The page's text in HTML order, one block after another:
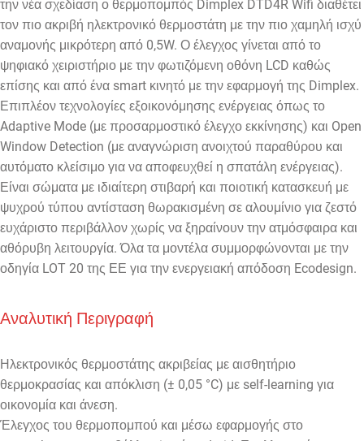
την νέα σχεδίαση ο θερμοπομπός Dimplex DTD4R Wifi διαθέτει
τον πιο ακριβή ηλεκτρονικό θερμοστάτη με την πιο χαμηλή ισχύ
αναμονής μικρότερη από 0,5W. Ο έλεγχος γίνεται από το
ψηφιακό χειριστήριο με την φωτιζόμενη οθόνη LCD καθώς
επίσης και από ένα smart κινητό με την εφαρμογή της Dimplex.
Επιπλέον τεχνολογίες εξοικονόμησης ενέργειας όπως το
Adaptive Mode (με προσαρμοστικό έλεγχο εκκίνησης) και Open
Window Detection (με αναγνώριση ανοιχτού παραθύρου και
αυτόματο κλείσιμο για να αποφευχθεί η σπατάλη ενέργειας).
Είναι σώματα με ιδιαίτερη στιβαρή και ποιοτική κατασκευή με
ψυχρού τύπου αντίσταση θωρακισμένη σε αλουμίνιο για ζεστό
ευχάριστο περιβάλλον χωρίς να ξηραίνουν την ατμόσφαιρα και
αθόρυβη λειτουργία. Όλα τα μοντέλα συμμορφώνονται με την
οδηγία LOT 20 της ΕΕ για την ενεργειακή απόδοση Ecodesign.
Αναλυτική Περιγραφή
Ηλεκτρονικός θερμοστάτης ακριβείας με αισθητήριο
θερμοκρασίας και απόκλιση (± 0,05 °C) με self-learning για
οικονομία και άνεση.
Έλεγχος του θερμοπομπού και μέσω εφαρμογής στο